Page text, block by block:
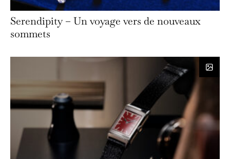
Serendipity – Un voyage vers de nouveaux
sommets